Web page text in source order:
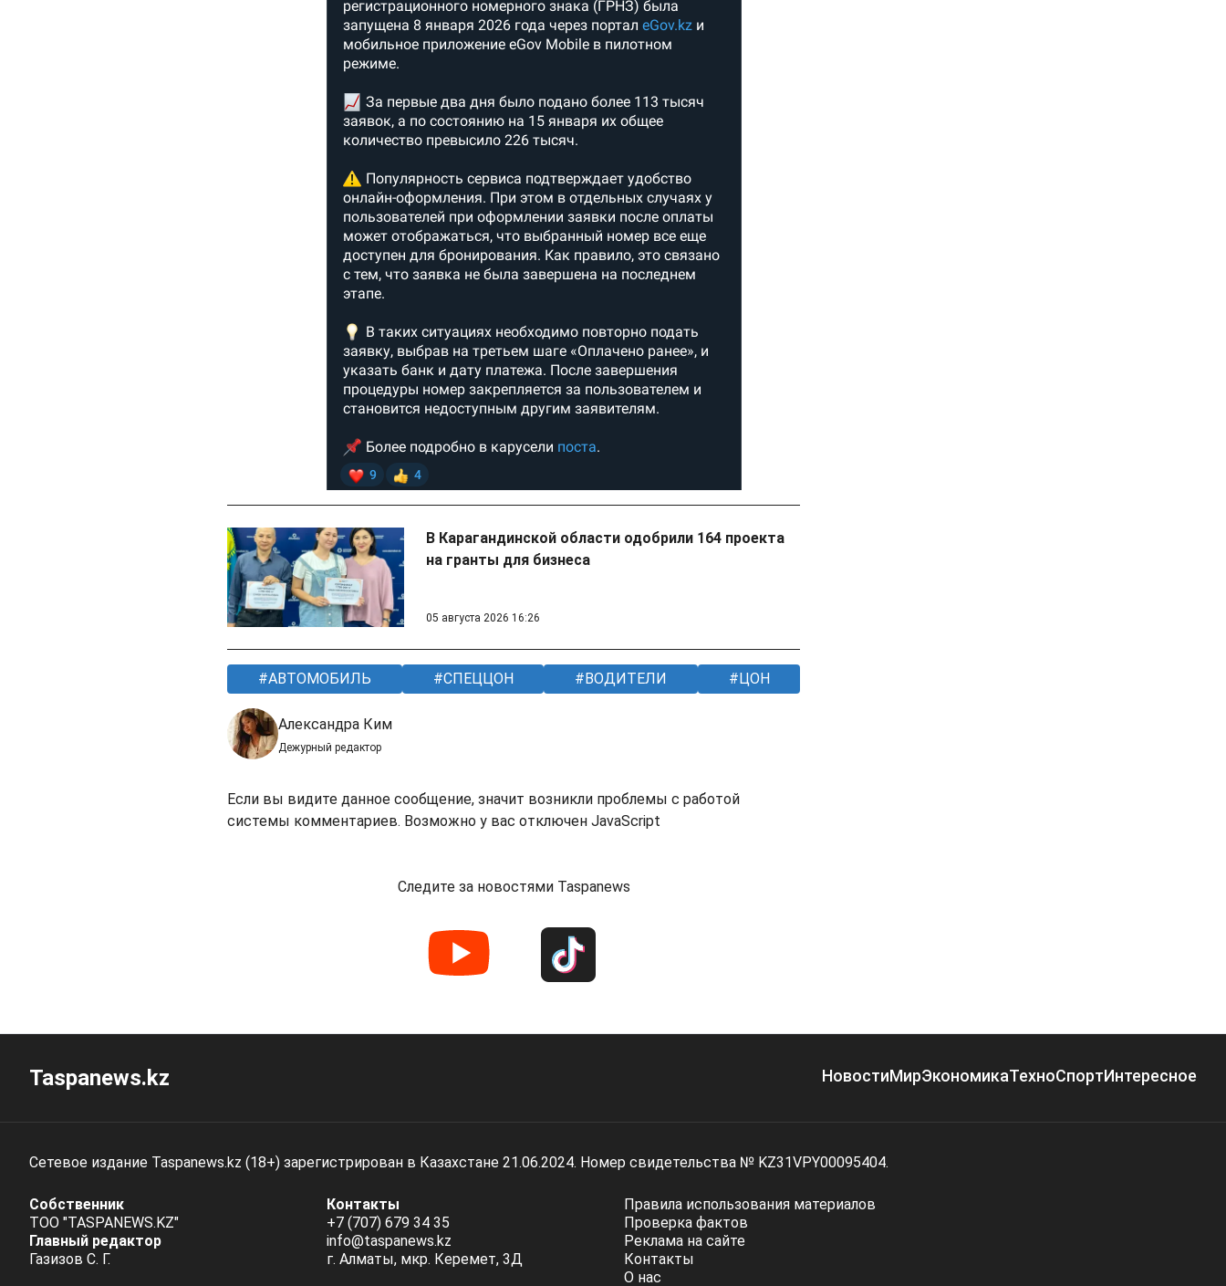
В Карагандинской области одобрили 164 проекта
на гранты для бизнеса
05 августа 2026 16:26
АВТОМОБИЛЬ СПЕЦЦОН ВОДИТЕЛИ ЦОН
Александра Ким
Дежурный редактор
Если вы видите данное сообщение, значит возникли проблемы с работой
системы комментариев. Возможно у вас отключен JavaScript
Следите за новостями Taspanews
Taspanews.kz НовостиМирЭкономикаТехноСпортИнтересное
Сетевое издание Taspanews.kz (18+) зарегистрирован в Казахстане 21.06.2024. Номер свидетельства № KZ31VPY00095404.
Собственник
ТОО "TASPANEWS.KZ"
Главный редактор
Газизов С. Г.
Контакты
+7 (707) 679 34 35
info@taspanews.kz
г. Алматы, мкр. Керемет, 3Д
Правила использования материалов
Проверка фактов
Реклама на сайте
Контакты
О нас